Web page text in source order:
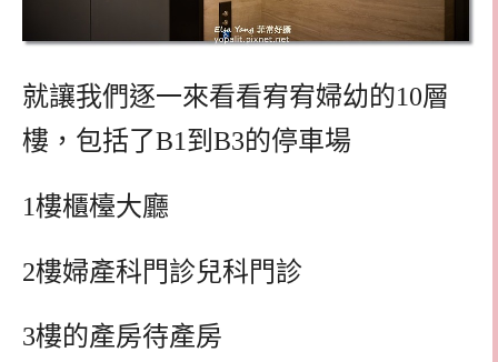
就讓我們逐一來看看宥宥婦幼的10層
樓，包括了B1到B3的停車場
1樓櫃檯大廳
2樓婦產科門診兒科門診
3樓的產房待產房